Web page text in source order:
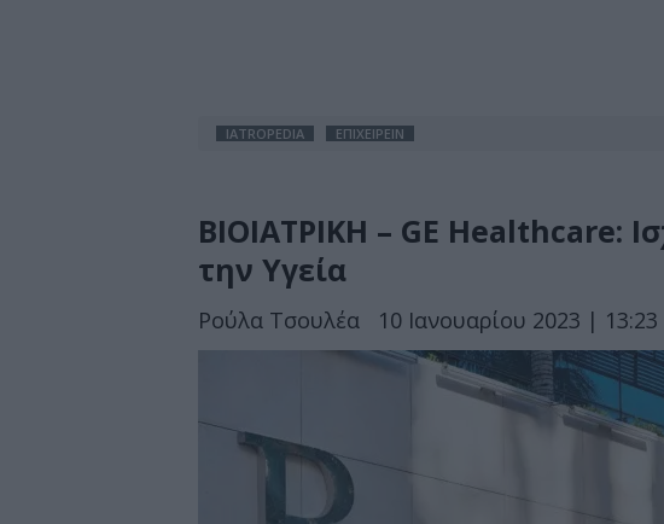
IATROPEDIA ΕΠΙΧΕΙΡΕΙΝ
ΒΙΟΙΑΤΡΙΚΗ – GE Healthcare:
την Υγεία
Ρούλα Τσουλέα 10 Ιανουαρίου 2023 | 13:23